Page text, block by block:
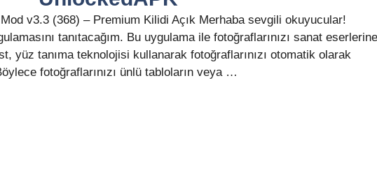
v3.3 (368) – Premium Kilidi Açık Merhaba sevgili okuyucular!
tanıtacağım. Bu uygulama ile fotoğraflarınızı sanat eserlerine
yüz tanıma teknolojisi kullanarak fotoğraflarınızı otomatik olarak
fotoğraflarınızı ünlü tabloların veya …